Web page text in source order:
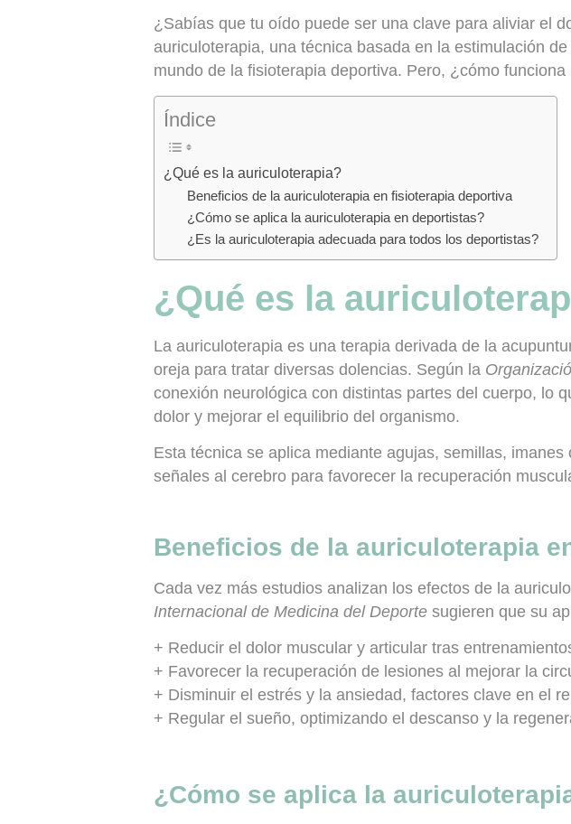
¿Sabías que tu oído puede ser una clave para aliviar el
auriculoterapia, una técnica basada en la estimulación
mundo de la fisioterapia deportiva. Pero, ¿cómo
Índice
¿Qué es la auriculoterapia?
Beneficios de la auriculoterapia en fisioterapia deportiva
¿Cómo se aplica la auriculoterapia en deportistas?
¿Es la auriculoterapia adecuada para todos los deportistas?
¿Qué es la
La auriculoterapia es una terapia derivada de la
oreja para tratar diversas dolencias. Según la
conexión neurológica con distintas partes del cuerpo, lo
dolor y mejorar el equilibrio del organismo.
Esta técnica se aplica mediante agujas, semillas, imanes
señales al cerebro para favorecer la recuperación
Beneficios de la auriculoterapia
Cada vez más estudios analizan los efectos de la
Internacional de Medicina del Deporte sugieren que su
+ Reducir el dolor muscular y articular tras
+ Favorecer la recuperación de lesiones al mejorar la
+ Disminuir el estrés y la ansiedad, factores clave en el
+ Regular el sueño, optimizando el descanso y la
¿Cómo se aplica la